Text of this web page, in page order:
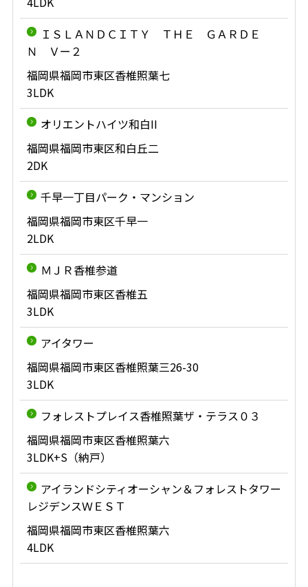
ＩＳＬＡＮＤＣＩＴＹ ＴＨＥ ＧＡＲＤＥ
Ｎ Ｖー２
福岡県福岡市東区香椎照葉七
3LDK
オリエントハイツ和白II
福岡県福岡市東区和白丘二
2DK
千早一丁目パーク・マンション
福岡県福岡市東区千早一
2LDK
ＭＪＲ香椎参道
福岡県福岡市東区香椎五
3LDK
アイタワー
福岡県福岡市東区香椎照葉三26-30
3LDK
フォレストプレイス香椎照葉ザ・テラス０３
福岡県福岡市東区香椎照葉六
3LDK+S（納戸）
アイランドシティオーシャン＆フォレストタワー
レジデンスＷＥＳＴ
福岡県福岡市東区香椎照葉六
4LDK